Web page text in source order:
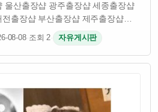
울산출장샵 광주출장샵 세종출장샵
출장샵 부산출장샵 제주출장샵
인출장샵 화성출장샵 성남출장샵
출장샵 안양출장샵 시흥출장샵
남출장샵 광명출장샵 오산출…
08-08·조회 2· 자유게시판